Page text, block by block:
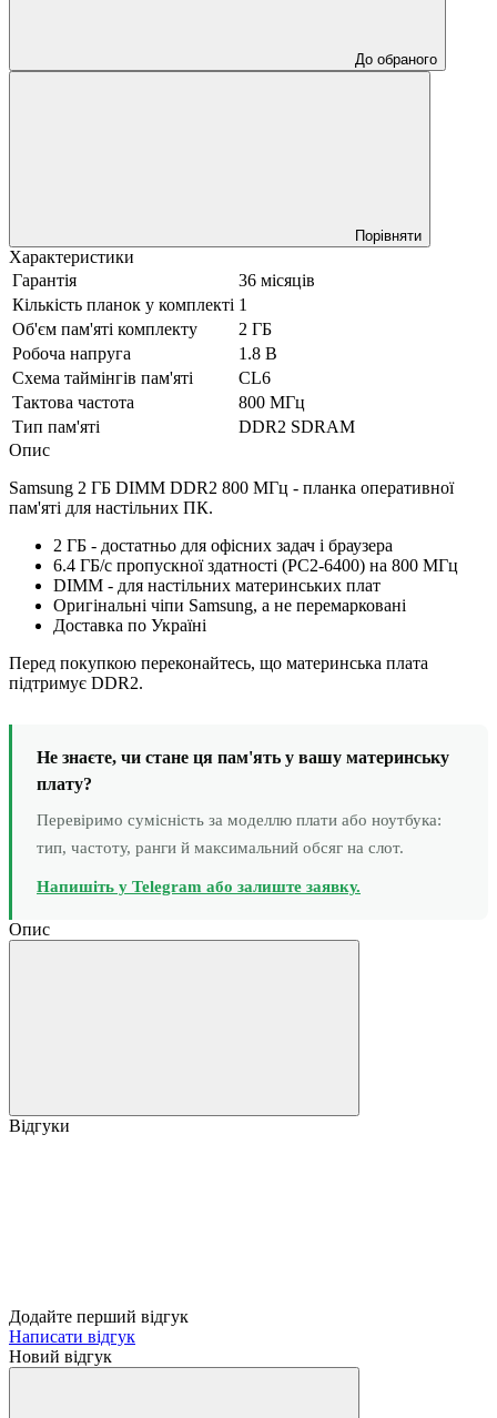
До обраного
Порівняти
Характеристики
Гарантія
36 місяців
Кількість планок у комплекті 1
Об'єм пам'яті комплекту
2 ГБ
Робоча напруга
1.8 В
Схема таймінгів пам'яті
CL6
Тактова частота
800 МГц
Тип пам'яті
DDR2 SDRAM
Опис
Samsung 2 ГБ DIMM DDR2 800 МГц - планка оперативної
пам'яті для настільних ПК.
2 ГБ - достатньо для офісних задач і браузера
6.4 ГБ/с пропускної здатності (PC2-6400) на 800 МГц
DIMM - для настільних материнських плат
Оригінальні чіпи Samsung, а не перемарковані
Доставка по Україні
Перед покупкою переконайтесь, що материнська плата
підтримує DDR2.
Не знаєте, чи стане ця пам'ять у вашу материнську
плату?
Перевіримо сумісність за моделлю плати або ноутбука:
тип, частоту, ранги й максимальний обсяг на слот.
Напишіть у Telegram або залиште заявку.
Опис
Відгуки
Додайте перший відгук
Написати відгук
Новий відгук